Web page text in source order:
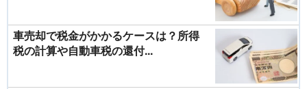
車売却で税金がかかるケースは？所得
税の計算や自動車税の還付...